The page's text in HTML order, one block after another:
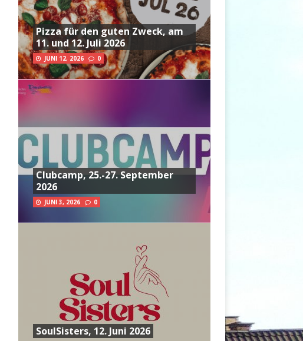
Pizza für den guten Zweck, am
11. und 12. Juli 2026
JUNI 12, 2026 0
Clubcamp, 25.-27. September
2026
JUNI 3, 2026 0
SoulSisters, 12. Juni 2026